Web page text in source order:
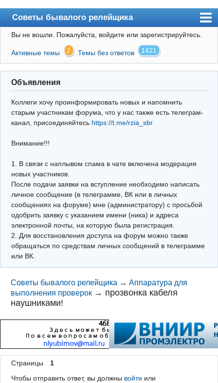
Советы бывалого релейщика
Форум
Правила
Поиск
Регистрация
Архив
Почта
Поиск релейщика
Видео РЗиА
Фотохостинг
Телеграм
Вы не вошли. Пожалуйста, войдите или зарегистрируйтесь.
Активные темы 2 Темы без ответов 1421
Объявления
Коллеги хочу проинформировать новых и напомнить
старым участникам форума, что у нас также есть телеграм-
канал, присоединяйтесь https://t.me/rzia_sbr
Внимание!!!
1. В связи с наплывом спама в чате включена модерация
новых участников.
После подачи заявки на вступление необходимо написать
личное сообщение (в телеграмме, ВК или в личных
сообщениях на форуме) мне (администратору) с просьбой
одобрить заявку с указанием имени (ника) и адреса
электронной почты, на которую была регистрация.
2. Для восстановления доступа на форум можно также
обращаться по средствам личных сообщений в телеграмме
или ВК.
Советы бывалого релейщика →Аппаратура для
выполнения проверок → прозвонка кабеля
наушниками!
Страницы
1
Чтобы отправить ответ, вы должны войти или